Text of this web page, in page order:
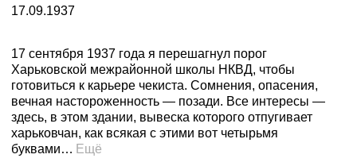
17.09.1937
17 сентября 1937 года я перешагнул порог
Харьковской межрайонной школы НКВД, чтобы
готовиться к карьере чекиста. Сомнения, опасения,
вечная настороженность — позади. Все интересы —
здесь, в этом здании, вывеска которого отпугивает
харьковчан, как всякая с этими вот четырьмя
буквами… Ещё